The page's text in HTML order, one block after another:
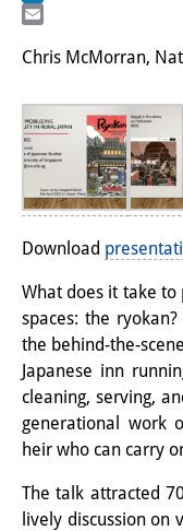
奨学生
研修生
研究活動
研究活動
研究クラ
日本にお
研究クラ
デジタル
ション
研究ク
トランス
LinkedIn
Chris McMorran,
Download
What does it take to
spaces: the
the behind-the-
Japanese inn
cleaning, serving,
generational work
heir who can carry
The talk attracted
lively discussion on